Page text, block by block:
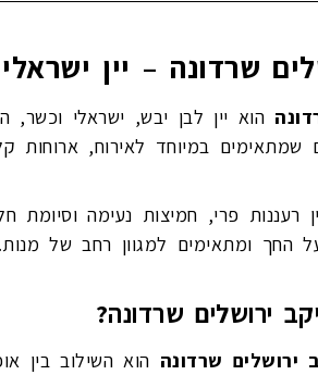
שרדונה – יין
הוא יין לבן יבש, ישראלי וכשר,
שמתאימים במיוחד לאירוח, ארוחות
רעננות פרי, חמיצות נעימה
החך ומתאימים למגוון רחב של מנות.
ירושלים שרדונה?
ירושלים שרדונה הוא השילוב בין